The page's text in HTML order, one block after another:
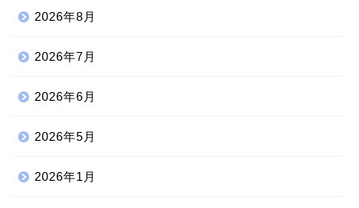
2026年8月
2026年7月
2026年6月
2026年5月
2026年1月